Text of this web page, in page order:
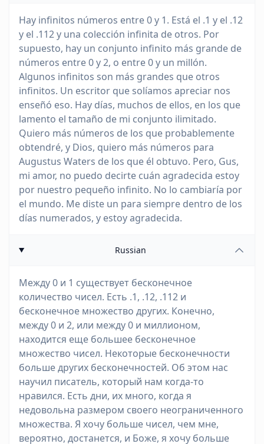
Hay infinitos números entre 0 y 1. Está el .1 y el .12
y el .112 y una colección infinita de otros. Por
supuesto, hay un conjunto infinito más grande de
números entre 0 y 2, o entre 0 y un millón.
Algunos infinitos son más grandes que otros
infinitos. Un escritor que solíamos apreciar nos
enseñó eso. Hay días, muchos de ellos, en los que
lamento el tamaño de mi conjunto ilimitado.
Quiero más números de los que probablemente
obtendré, y Dios, quiero más números para
Augustus Waters de los que él obtuvo. Pero, Gus,
mi amor, no puedo decirte cuán agradecida estoy
por nuestro pequeño infinito. No lo cambiaría por
el mundo. Me diste un para siempre dentro de los
días numerados, y estoy agradecida.
Russian
Между 0 и 1 существует бесконечное
количество чисел. Есть .1, .12, .112 и
бесконечное множество других. Конечно,
между 0 и 2, или между 0 и миллионом,
находится еще большее бесконечное
множество чисел. Некоторые бесконечности
больше других бесконечностей. Об этом нас
научил писатель, который нам когда-то
нравился. Есть дни, их много, когда я
недовольна размером своего неограниченного
множества. Я хочу больше чисел, чем мне,
вероятно, достанется, и Боже, я хочу больше